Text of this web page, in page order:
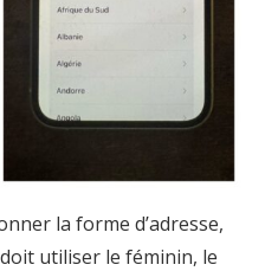
la forme d’adresse,
utiliser le féminin, le